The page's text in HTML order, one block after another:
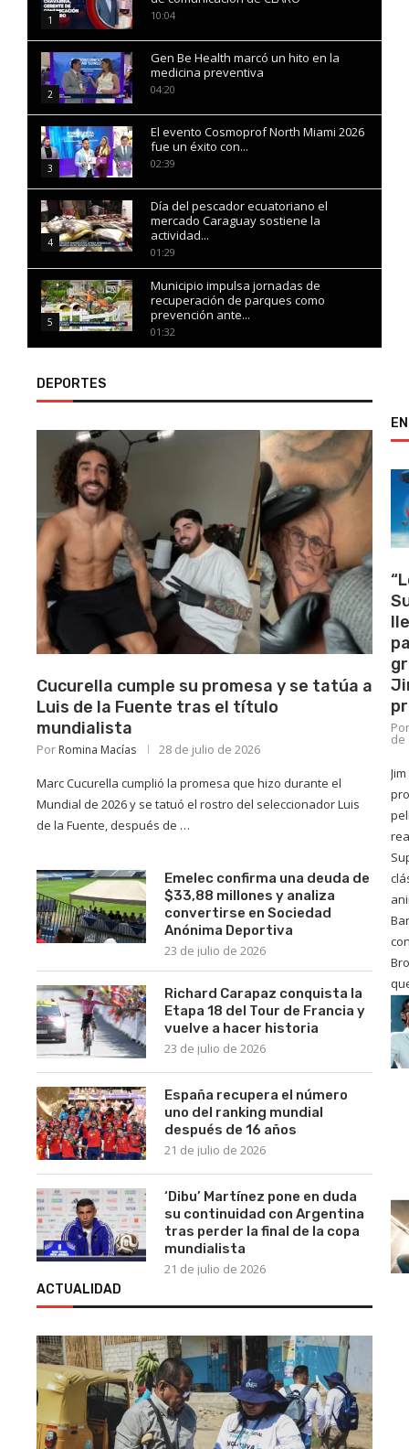
1 10:04
2
Gen Be Health marcó un hito en la
medicina preventiva
04:20
3
El evento Cosmoprof North Miami 2026
fue un éxito con...
02:39
4
Día del pescador ecuatoriano el
mercado Caraguay sostiene la
actividad...
01:29
5
Municipio impulsa jornadas de
recuperación de parques como
prevención ante...
01:32
DEPORTES
Cucurella cumple su promesa y se tatúa a
Luis de la Fuente tras el título
mundialista
Por Romina Macías 28 de julio de 2026
Marc Cucurella cumplió la promesa que hizo durante el
Mundial de 2026 y se tatuó el rostro del seleccionador Luis
de la Fuente, después de …
Emelec confirma una deuda de
$33,88 millones y analiza
convertirse en Sociedad
Anónima Deportiva
23 de julio de 2026
Richard Carapaz conquista la
Etapa 18 del Tour de Francia y
vuelve a hacer historia
23 de julio de 2026
España recupera el número
uno del ranking mundial
después de 16 años
21 de julio de 2026
‘Dibu’ Martínez pone en duda
su continuidad con Argentina
tras perder la final de la copa
mundialista
21 de julio de 2026
ACTUALIDAD
de